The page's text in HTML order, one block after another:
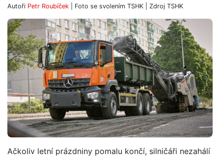
Autoři Petr Roubíček | Foto se svolením TSHK | Zdroj TSHK
Ačkoliv letní prázdniny pomalu končí, silničáři nezahálí